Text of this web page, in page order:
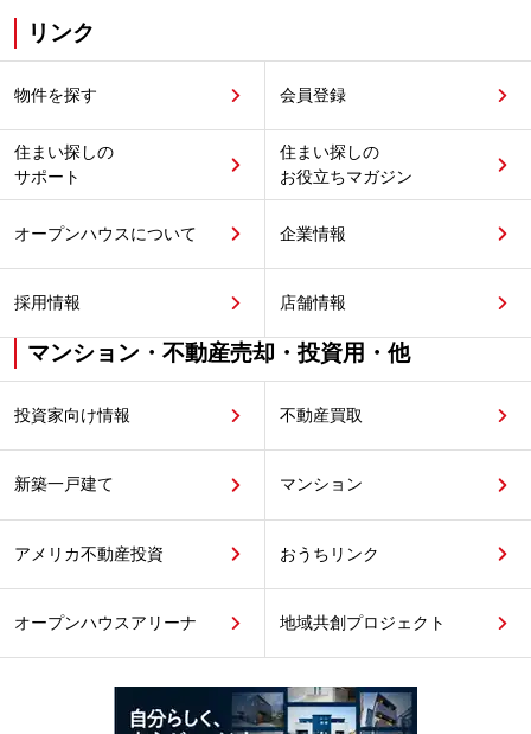
リンク
物件を探す 会員登録
住まい探しの
サポート
住まい探しの
お役立ちマガジン
オープンハウスについて 企業情報
採用情報 店舗情報
マンション・不動産売却・投資用・他
投資家向け情報 不動産買取
新築一戸建て マンション
アメリカ不動産投資 おうちリンク
オープンハウスアリーナ 地域共創プロジェクト